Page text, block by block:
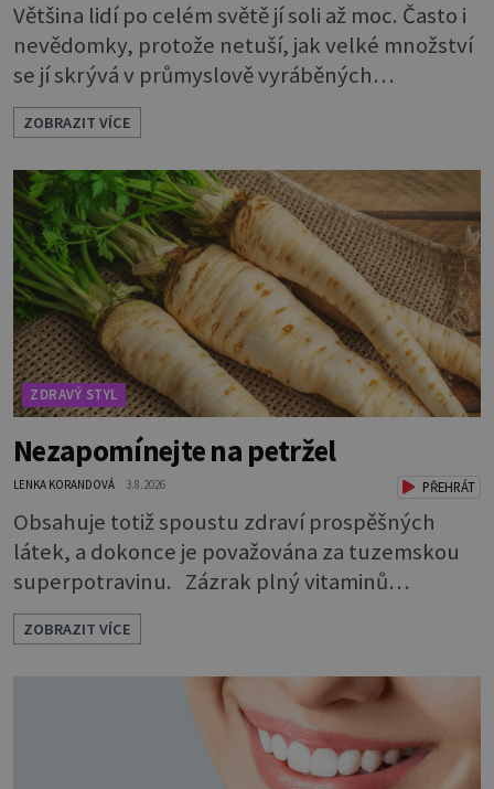
Většina lidí po celém světě jí soli až moc. Často i
nevědomky, protože netuší, jak velké množství
se jí skrývá v průmyslově vyráběných
potravinách, dokonce i těch sladkých. Sůl je
zdravá Ale v ani ne třetinovém množství, než je
pro většinu populace běžné. Její základní
složky– sodík a chlór – jsou zásadní pro správné
hospodaření organismu s tekutinami. Pomáhají
totiž udrž
ZOBRAZIT VÍCE
ZDRAVÝ STYL
Nezapomínejte na petržel
LENKA KORANDOVÁ 3.8.2026 PŘEHRÁT
Obsahuje totiž spoustu zdraví prospěšných
látek, a dokonce je považována za tuzemskou
superpotravinu. Zázrak plný vitaminů
V petrželi najdete vitaminy B1, B2, B3, B6,
provitamin A, vitamin E a velké množství
vitamínu C (nejvíce ho má nať, dokonce třikrát
více než pomeranč, v kořeni je také, ale je ho
desetkrát méně), a kyselinu listovou. Ale to
není všechno. Obsahuje také důležité
ZOBRAZIT VÍCE